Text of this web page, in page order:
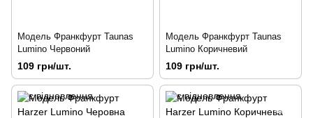
Модель Франкфурт Taunas
Lumino Червоний
109 грн/шт.
Модель Франкфурт Taunas
Lumino Коричневий
109 грн/шт.